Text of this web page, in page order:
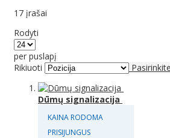
17 įrašai
Rodyti
per puslapį
Rikiuoti
Dūmų signalizacija
KAINA RODOMA
PRISIJUNGUS